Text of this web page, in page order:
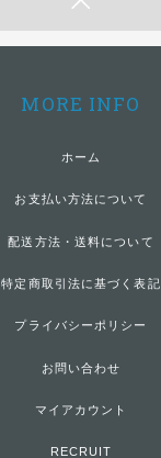
MORE INFO
ホーム
お支払い方法について
配送方法・送料について
特定商取引法に基づく表記
プライバシーポリシー
お問い合わせ
マイアカウント
RECRUIT